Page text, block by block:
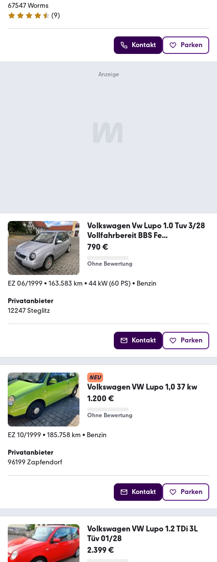
67547 Worms
4.3 Sterne
(9)
Kontakt Parken
Volkswagen Vw Lupo 1.0 Tuv 3/28
Vollfahrbereit BBS Fe...
790 €
Ohne Bewertung
EZ 06/1999 • 163.583 km • 44 kW (60 PS) • Benzin
Privatanbieter
12247 Steglitz
Kontakt Parken
NEU
Volkswagen VW Lupo 1,0 37 kw
1.200 €
Ohne Bewertung
EZ 10/1999 • 185.758 km • Benzin
Privatanbieter
96199 Zapfendorf
Kontakt Parken
Volkswagen VW Lupo 1.2 TDi 3L
Tüv 01/28
2.399 €